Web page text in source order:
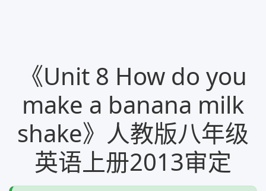
《Unit 8 How do you
make a banana milk
shake》人教版八年级
英语上册2013审定